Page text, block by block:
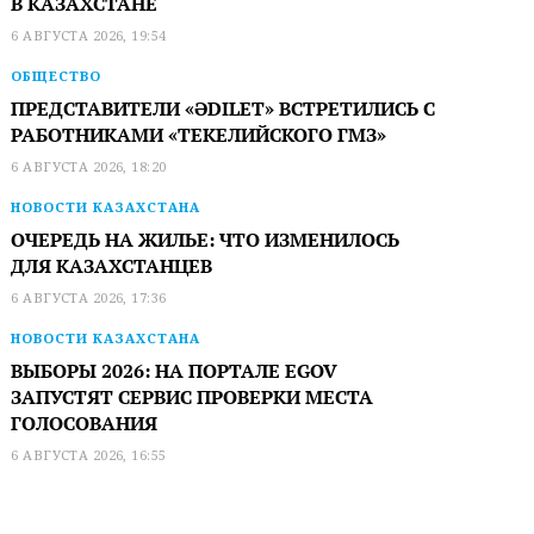
6 АВГУСТА 2026, 19:54
ОБЩЕСТВО
ПРЕДСТАВИТЕЛИ «ӘDILET» ВСТРЕТИЛИСЬ С
РАБОТНИКАМИ «ТЕКЕЛИЙСКОГО ГМЗ»
6 АВГУСТА 2026, 18:20
НОВОСТИ КАЗАХСТАНА
ОЧЕРЕДЬ НА ЖИЛЬЕ: ЧТО ИЗМЕНИЛОСЬ
ДЛЯ КАЗАХСТАНЦЕВ
6 АВГУСТА 2026, 17:36
НОВОСТИ КАЗАХСТАНА
ВЫБОРЫ 2026: НА ПОРТАЛЕ EGOV
ЗАПУСТЯТ СЕРВИС ПРОВЕРКИ МЕСТА
ГОЛОСОВАНИЯ
6 АВГУСТА 2026, 16:55